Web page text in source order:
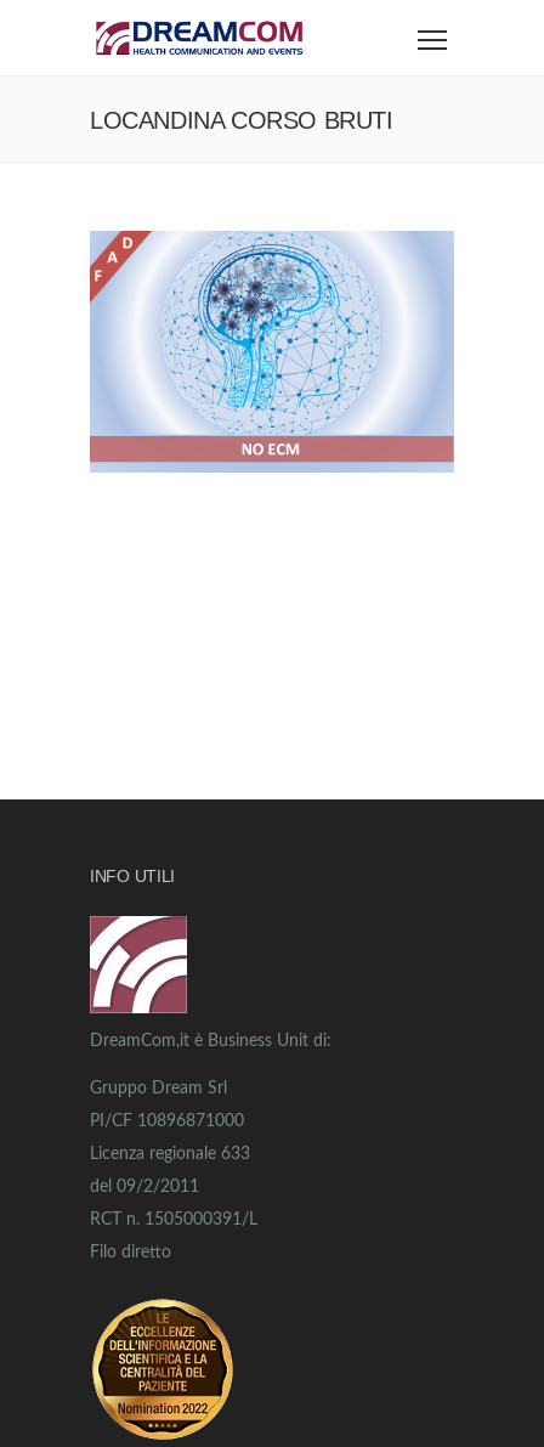
LOCANDINA CORSO BRUTI
INFO UTILI
DreamCom,it è Business Unit di:
Gruppo Dream Srl
PI/CF 10896871000
Licenza regionale 633
del 09/2/2011
RCT n. 1505000391/L
Filo diretto